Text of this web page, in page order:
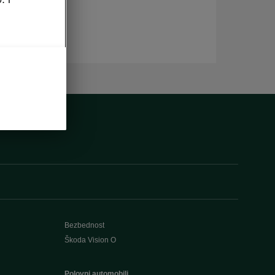
Bezbednost
Škoda Vision O